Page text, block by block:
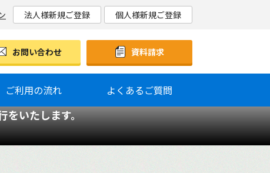
をいたします。
法人様新規ご登録 個人様新規ご登録
お問い合わせ 資料請求
ご利用の流れ よくあるご質問